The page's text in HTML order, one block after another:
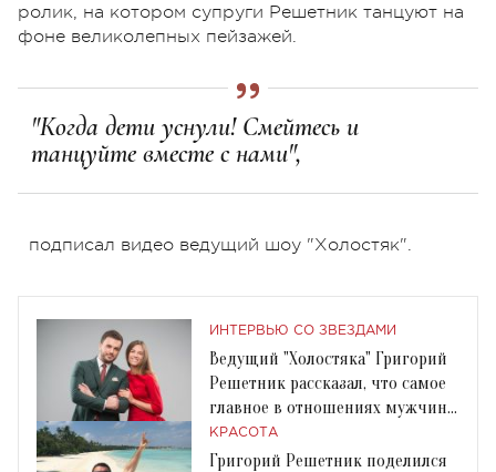
ролик, на котором супруги Решетник танцуют на
фоне великолепных пейзажей.
"Когда дети уснули! Смейтесь и
танцуйте вместе с нами",
подписал видео ведущий шоу "Холостяк".
ИНТЕРВЬЮ СО ЗВЕЗДАМИ
Ведущий "Холостяка" Григорий
Решетник рассказал, что самое
главное в отношениях мужчины
и женщины
КРАСОТА
Григорий Решетник поделился